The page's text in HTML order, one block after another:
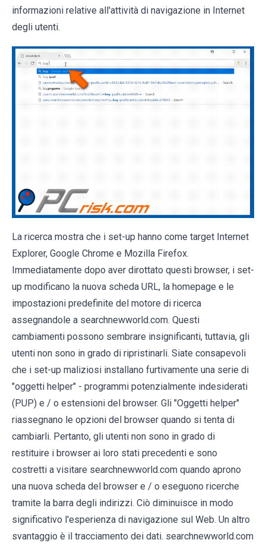
informazioni relative all'attività di navigazione in Internet
degli utenti.
La ricerca mostra che i set-up hanno come target Internet
Explorer, Google Chrome e Mozilla Firefox.
Immediatamente dopo aver dirottato questi browser, i set-
up modificano la nuova scheda URL, la homepage e le
impostazioni predefinite del motore di ricerca
assegnandole a searchnewworld.com. Questi
cambiamenti possono sembrare insignificanti, tuttavia, gli
utenti non sono in grado di ripristinarli. Siate consapevoli
che i set-up maliziosi installano furtivamente una serie di
"oggetti helper" - programmi potenzialmente indesiderati
(PUP) e / o estensioni del browser. Gli "Oggetti helper"
riassegnano le opzioni del browser quando si tenta di
cambiarli. Pertanto, gli utenti non sono in grado di
restituire i browser ai loro stati precedenti e sono
costretti a visitare searchnewworld.com quando aprono
una nuova scheda del browser e / o eseguono ricerche
tramite la barra degli indirizzi. Ciò diminuisce in modo
significativo l'esperienza di navigazione sul Web. Un altro
svantaggio è il tracciamento dei dati. searchnewworld.com